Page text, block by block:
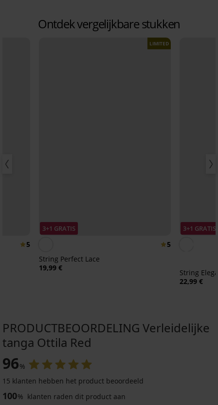
Ontdek vergelijkbare stukken
5
3+1 GRATIS
LIMITED
5
String Perfect Lace
19,99 €
3+1 GRATIS
String
22,99 €
PRODUCTBEOORDELING Verleidelijke
tanga Ottila Red
96%
15 klanten hebben het product beoordeeld
100% klanten raden dit product aan